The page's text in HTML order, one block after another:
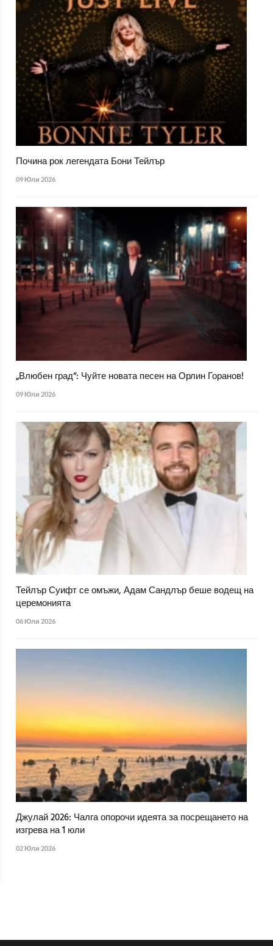
Почина рок легендата Бони Тейлър
09 Юли 2026
„Влюбен град“: Чуйте новата песен на Орлин Горанов!
09 Юли 2026
Тейлър Суифт се омъжи, Адам Сандлър беше водещ на
церемонията
06 Юли 2026
Джулай 2026: Чалга опорочи идеята за посрещането на
изгрева на 1 юли
02 Юли 2026